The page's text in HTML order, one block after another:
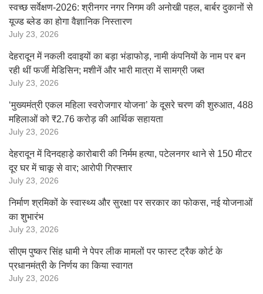
स्वच्छ सर्वेक्षण-2026: श्रीनगर नगर निगम की अनोखी पहल, बार्बर दुकानों से
यूज्ड ब्लेड का होगा वैज्ञानिक निस्तारण
July 23, 2026
देहरादून में नकली दवाइयों का बड़ा भंडाफोड़, नामी कंपनियों के नाम पर बन
रही थीं फर्जी मेडिसिन; मशीनें और भारी मात्रा में सामग्री जब्त
July 23, 2026
‘मुख्यमंत्री एकल महिला स्वरोजगार योजना’ के दूसरे चरण की शुरुआत, 488
महिलाओं को ₹2.76 करोड़ की आर्थिक सहायता
July 23, 2026
देहरादून में दिनदहाड़े कारोबारी की निर्मम हत्या, पटेलनगर थाने से 150 मीटर
दूर घर में चाकू से वार; आरोपी गिरफ्तार
July 23, 2026
निर्माण श्रमिकों के स्वास्थ्य और सुरक्षा पर सरकार का फोकस, नई योजनाओं
का शुभारंभ
July 23, 2026
सीएम पुष्कर सिंह धामी ने पेपर लीक मामलों पर फास्ट ट्रैक कोर्ट के
प्रधानमंत्री के निर्णय का किया स्वागत
July 23, 2026